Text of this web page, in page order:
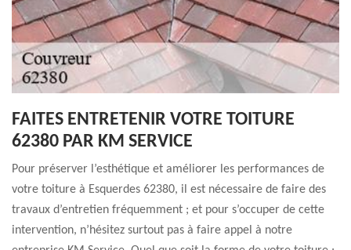
FAITES ENTRETENIR VOTRE TOITURE
62380 PAR KM SERVICE
Pour préserver l’esthétique et améliorer les performances de
votre toiture à Esquerdes 62380, il est nécessaire de faire des
travaux d’entretien fréquemment ; et pour s’occuper de cette
intervention, n’hésitez surtout pas à faire appel à notre